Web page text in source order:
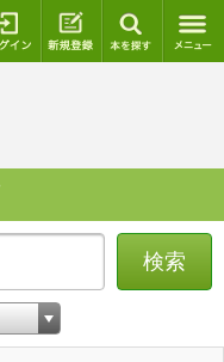
ログイン 新規登録
検索